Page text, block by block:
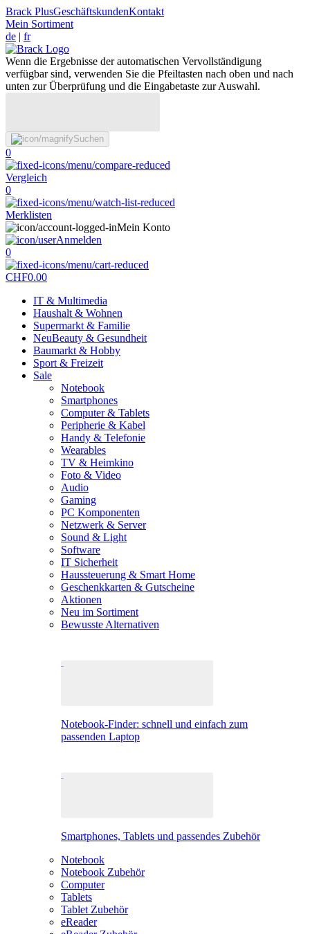
Brack PlusGeschäftskundenKontakt
Mein Sortiment
de | fr
Wenn die Ergebnisse der automatischen Vervollständigung
verfügbar sind, verwenden Sie die Pfeiltasten nach oben und nach
unten zur Überprüfung und die Eingabetaste zur Auswahl.
Suchen
0
Vergleich
0
Merklisten
Mein Konto
Anmelden
0
CHF0.00
IT & Multimedia
Haushalt & Wohnen
Supermarkt & Familie
NeuBeauty & Gesundheit
Baumarkt & Hobby
Sport & Freizeit
Sale
Notebook
Smartphones
Computer & Tablets
Peripherie & Kabel
Handy & Telefonie
Wearables
TV & Heimkino
Foto & Video
Audio
Gaming
PC Komponenten
Netzwerk & Server
Sound & Light
Software
IT Sicherheit
Haussteuerung & Smart Home
Geschenkkarten & Gutscheine
Aktionen
Neu im Sortiment
Bewusste Alternativen
Notebook-Finder: schnell und einfach zum
passenden Laptop
Smartphones, Tablets und passendes Zubehör
Notebook
Notebook Zubehör
Computer
Tablets
Tablet Zubehör
eReader